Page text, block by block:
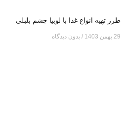
طرز تهیه انواع غذا با لوبیا چشم بلبلی
29 بهمن 1403 بدون دیدگاه